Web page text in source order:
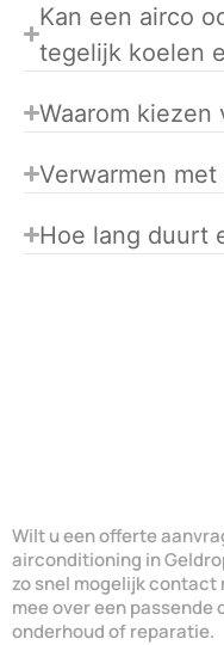
Kan een airco
tegelijk koelen
Waarom kiezen
Verwarmen
Hoe lang duurt
Wilt u een offerte
airconditioning in
zo snel mogelijk contact
mee over een
onderhoud of reparatie.